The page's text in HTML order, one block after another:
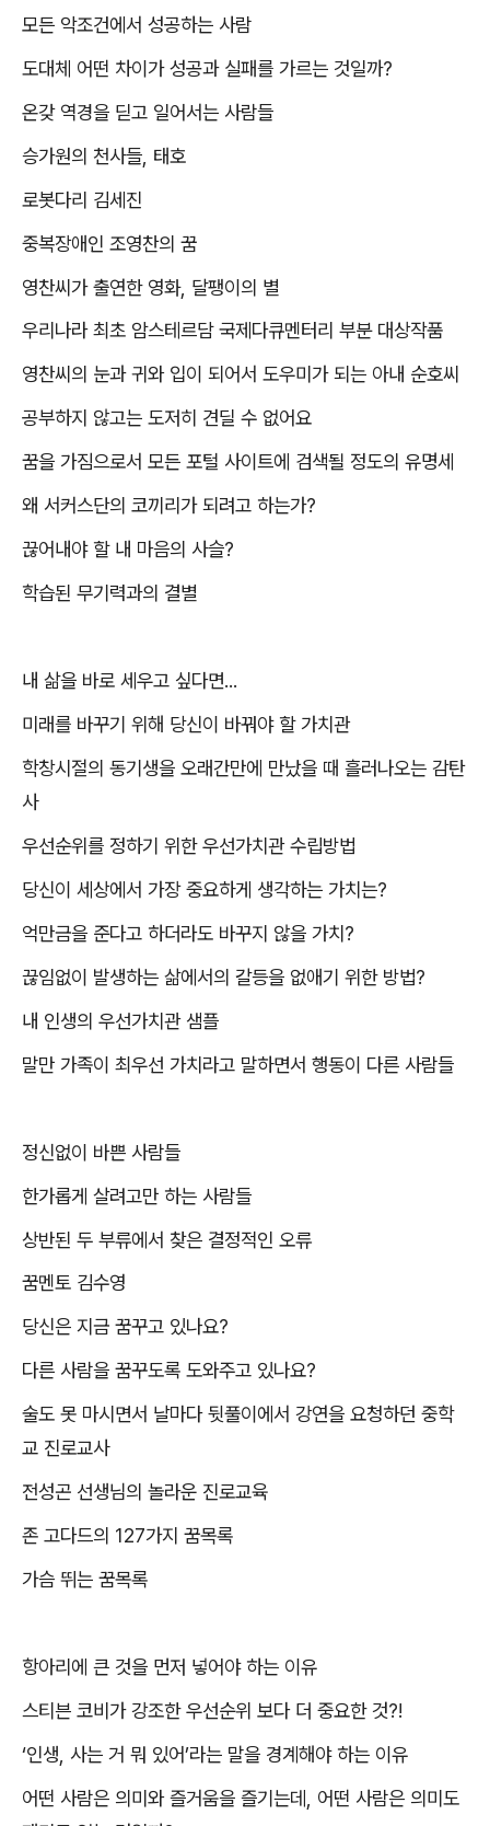
모든 악조건에서 성공하는 사람
도대체 어떤 차이가 성공과 실패를 가르는 것일까?
온갖 역경을 딛고 일어서는 사람들
승가원의 천사들 태호
로봇다리 김세진
중복장애인 조영찬의 꿈
영찬씨가 출연한 영화, 달팽이의 별
우리나라 최초 암스테르담 국제다큐멘터리 부분 대상작품
영찬씨의 눈과 귀와 입이 되어서 도우미가 되는 아내 순호씨
공부하지 않고는 도저히 견딜 수 없어요
꿈을 가짐으로서 모든 포털 사이트에 검색될 정도의 유명세
왜 서커스단의 코끼리가 되려고 하는가?
끊어내야 할 내 마음의 사슬?
학습된 무기력과의 결별
내 삶을 바로 세우고 싶다면...
미래를 바꾸기 위해 당신이 바꿔야 할 가치관
학창시절의 동기생을 오래간만에 만났을 때 흘러나오는 감탄
사
우선순위를 정하기 위한 우선가치관 수립방법
당신이 세상에서 가장 중요하게 생각하는 가치는?
억만금을 준다고 하더라도 바꾸지 않을 가치 ?
끊임없이 발생하는 삶에서의 갈등을 없애기 위한 방법?
내 인생의 우선가치관 샘플
말만 가족이 최우선 가치라고 말하면서 행동이 다른 사람들
정신없이 바쁜 사람들
한가롭게 살려고만 하는 사람들
상반된 두 부류에서 찾은 결정적인 오류
꿈멘토 김수영
당신은 지금 꿈꾸고 있나요?
다른 사람을 꿈꾸도록 도와주고 있나요?
술도 못 마시면서 날마다 뒷풀이에서 강연을 요청하던 중학
교 진로교사
전성곤 선생님의 놀라운 진로교육
존 고다드의 127가지 꿈목록
가슴 뛰는 꿈목록
항아리에 큰 것을 먼저 넣어야 하는 이유
스티븐 코비가 강조한 우선순위 보다 더 중요한 것?!
‘인생 사는 거 뭐 있어’라는 말을 경계해야 하는 이유
어떤 사람은 의미와 즐거움을 즐기는데
어떤 사람은 의미도